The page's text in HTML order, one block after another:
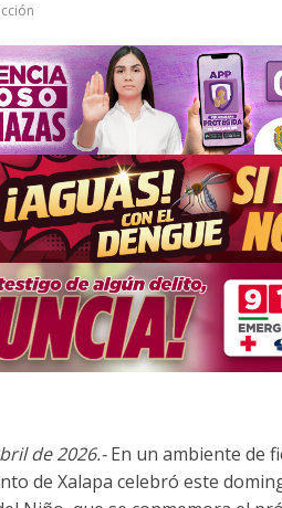
de 2026.-En un ambiente de
de Xalapa celebró este